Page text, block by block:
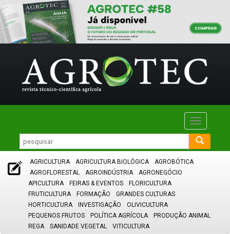
Toggle
AGRICULTURA AGRICULTURA BIOLÓGICA
AGROBÓTICA
AGROFLORESTAL
AGROINDÚSTRIA
AGRONEGÓCIO
APICULTURA
FEIRAS & EVENTOS
FLORICULTURA
FRUTICULTURA
FORMAÇÃO
GRANDES CULTURAS
HORTICULTURA
INVESTIGAÇÃO
OLIVICULTURA
PEQUENOS FRUTOS
POLÍTICA AGRÍCOLA
PRODUÇÃO ANIMAL
REGA
SANIDADE VEGETAL VITICULTURA